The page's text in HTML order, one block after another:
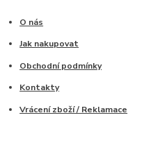
O nás
Jak nakupovat
Obchodní podmínky
Kontakty
Vrácení zboží / Reklamace